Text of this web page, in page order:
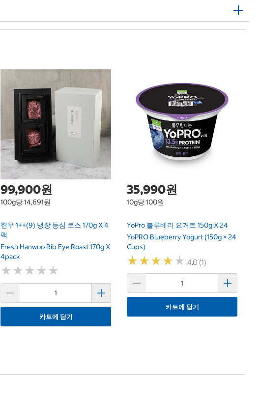
99,900원
100g당 14,691원
한우 1++(9) 냉장 등심 로스 170g X 4
팩
Fresh Hanwoo Rib Eye Roast 170g X
4pack
★ ★ ★ ★ ★
★ ★ ★ ★ ★
카트에 담기
35,990원
10g당 100원
YoPro 블루베리 요거트 150g X 24
YoPRO Blueberry Yogurt (150g × 24
Cups)
★★★★ ★
★★★★ ★ 4.0 (1)
카트에 담기